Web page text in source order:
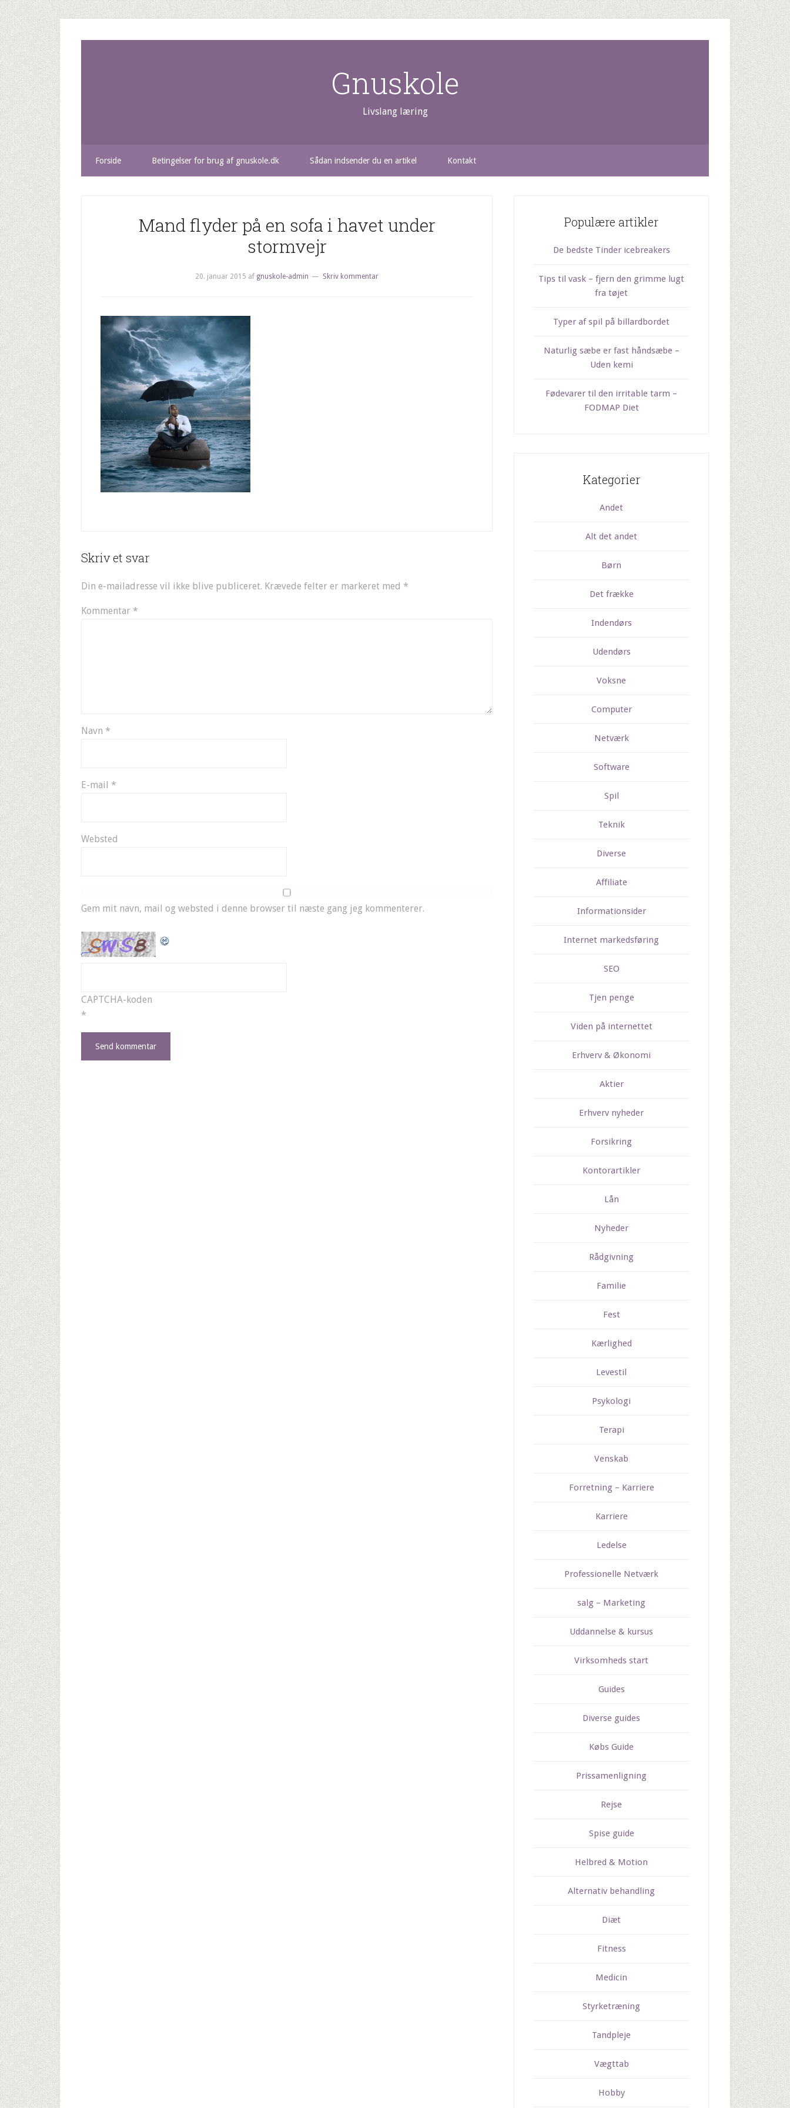
Gnuskole
Livslang læring
Forside Betingelser for brug af gnuskole.dk Sådan indsender du en artikel Kontakt
Mand flyder på en sofa i havet under
stormvejr
20. januar 2015 af gnuskole-admin Skriv kommentar
Skriv et svar
Din e-mailadresse vil ikke blive publiceret. Krævede felter er markeret med *
Kommentar *
Navn *
E-mail *
Websted
Gem mit navn, mail og websted i denne browser til næste gang jeg kommenterer.
CAPTCHA-koden
*
Populære artikler
De bedste Tinder icebreakers
Tips til vask – fjern den grimme lugt
fra tøjet
Typer af spil på billardbordet
Naturlig sæbe er fast håndsæbe –
Uden kemi
Fødevarer til den irritable tarm –
FODMAP Diet
Kategorier
Andet
Alt det andet
Børn
Det frække
Indendørs
Udendørs
Voksne
Computer
Netværk
Software
Spil
Teknik
Diverse
Affiliate
Informationsider
Internet markedsføring
SEO
Tjen penge
Viden på internettet
Erhverv & Økonomi
Aktier
Erhverv nyheder
Forsikring
Kontorartikler
Lån
Nyheder
Rådgivning
Familie
Fest
Kærlighed
Levestil
Psykologi
Terapi
Venskab
Forretning – Karriere
Karriere
Ledelse
Professionelle Netværk
salg – Marketing
Uddannelse & kursus
Virksomheds start
Guides
Diverse guides
Købs Guide
Prissamenligning
Rejse
Spise guide
Helbred & Motion
Alternativ behandling
Diæt
Fitness
Medicin
Styrketræning
Tandpleje
Vægttab
Hobby